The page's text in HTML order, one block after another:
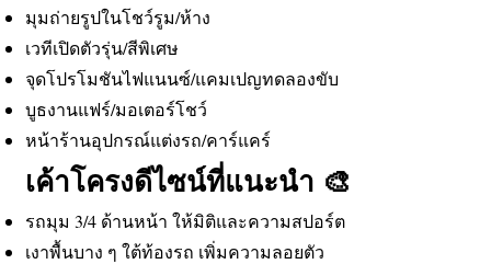
มุมถ่ายรูปในโชว์รูม/ห้าง
เวทีเปิดตัวรุ่น/สีพิเศษ
จุดโปรโมชันไฟแนนซ์/แคมเปญทดลองขับ
บูธงานแฟร์/มอเตอร์โชว์
หน้าร้านอุปกรณ์แต่งรถ/คาร์แคร์
เค้าโครงดีไซน์ที่แนะนำ 🎨
รถมุม 3/4 ด้านหน้า ให้มิติและความสปอร์ต
เงาพื้นบาง ๆ ใต้ท้องรถ เพิ่มความลอยตัว